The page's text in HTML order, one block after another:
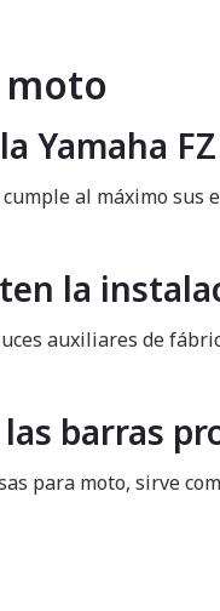
moto
Yamaha
al máximo
la
auxiliares de
barras
para moto, sirve